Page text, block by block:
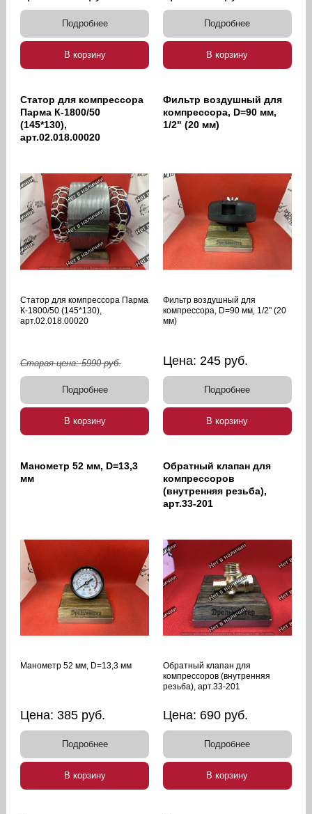
Подробнее
В корзину
Подробнее
В корзину
Статор для компрессора
Парма К-1800/50
(145*130),
арт.02.018.00020
Статор для компрессора Парма
К-1800/50 (145*130),
арт.02.018.00020
Старая цена:5990руб.
Подробнее
В корзину
Фильтр воздушный для
компрессора, D=90 мм,
1/2" (20 мм)
Фильтр воздушный для
компрессора, D=90 мм, 1/2" (20
мм)
Цена: 245 руб.
Подробнее
В корзину
Манометр 52 мм, D=13,3
мм
Манометр 52 мм, D=13,3 мм
Цена:385 руб.
Подробнее
В корзину
Обратный клапан для
компрессоров
(внутренняя резьба),
арт.33-201
Обратный клапан для
компрессоров (внутренняя
резьба), арт.33-201
Цена: 690 руб.
Подробнее
В корзину